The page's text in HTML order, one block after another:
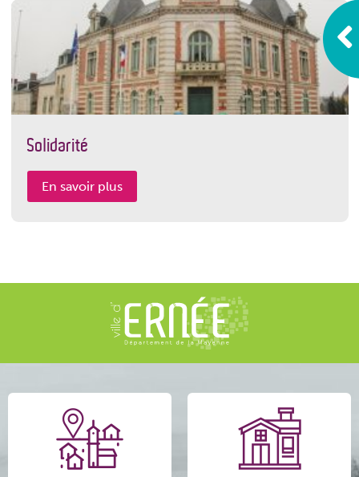
Solidarité
En savoir plus